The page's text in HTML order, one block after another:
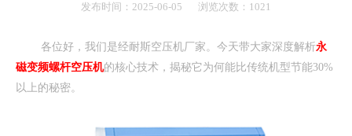
发布时间：2025-06-05 浏览次数：1021
各位好，我们是经耐斯空压机厂家。今天带大家深度解析永
磁变频螺杆空压机的核心技术，揭秘它为何能比传统机型节能30%
以上的秘密。